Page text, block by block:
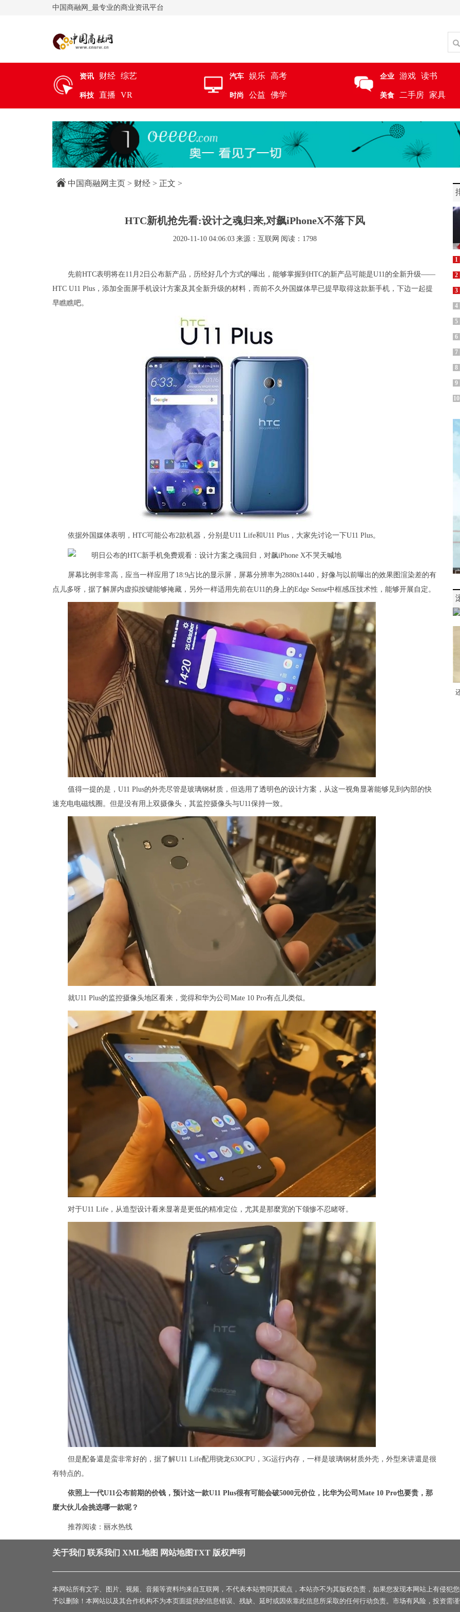
中国商融网_最专业的商业资讯平台
资讯 财经 综艺
科技 直播 VR
汽车 娱乐 高考
时尚 公益 佛学
企业 游戏 读书
美食 二手房 家具
中国商融网主页 > 财经 > 正文 >
HTC新机抢先看:设计之魂归来,对飙iPhoneX不落下风
2020-11-10 04:06:03 来源：互联网 阅读：1798
先前HTC表明将在11月2日公布新产品，历经好几个方式的曝出，能够掌握到HTC的新产品可能是U11的全新升级——
HTC U11 Plus，添加全面屏手机设计方案及其全新升级的材料，而前不久外国媒体早已提早取得这款新手机，下边一起提
早瞧瞧吧。
依据外国媒体表明，HTC可能公布2款机器，分别是U11 Life和U11 Plus，大家先讨论一下U11 Plus。
屏幕比例非常高，应当一样应用了18:9占比的显示屏，屏幕分辨率为2880x1440，好像与以前曝出的效果图渲染差的有
点儿多呀，据了解屏内虚拟按键能够掩藏，另外一样适用先前在U11的身上的Edge Sense中框感压技术性，能够开展自定。
值得一提的是，U11 Plus的外壳尽管是玻璃钢材质，但选用了透明色的设计方案，从这一视角显著能够见到內部的快
速充电电磁线圈。但是没有用上双摄像头，其监控摄像头与U11保持一致。
就U11 Plus的监控摄像头地区看来，觉得和华为公司Mate 10 Pro有点儿类似。
对于U11 Life，从造型设计看来显著是更低的精准定位，尤其是那麼宽的下颌惨不忍睹呀。
但是配备還是蛮非常好的，据了解U11 Life配用骁龙630CPU，3G运行内存，一样是玻璃钢材质外壳，外型来讲還是很
有特点的。
依照上一代U11公布前期的价钱，预计这一款U11 Plus很有可能会破5000元价位，比华为公司Mate 10 Pro也要贵，那
麼大伙儿会挑选哪一款呢？
推荐阅读： 丽水热线
1
2
3
4
5
6
7
8
9
10
关于我们 联系我们 XML地图 网站地图TXT 版权声明
本网站所有文字、图片、视频、音频等资料均来自互联网，不代表本站赞同其观点，本站亦不为其版权负责，如果您发现本网站上有侵犯
予以删除！本网站以及其合作机构不为本页面提供的信息错误、残缺、延时或因依靠此信息所采取的任何行动负责。市场有风险，投资需谨